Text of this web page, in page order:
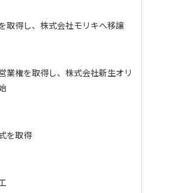
取得し、株式会社モリキへ移譲
業権を取得し、株式会社新生オリ
を取得